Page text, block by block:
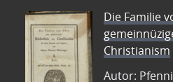
Die Familie
Christianism
Autor: